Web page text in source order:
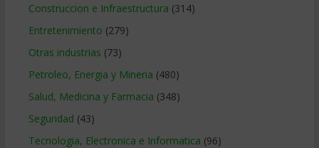
Construccion e Infraestructura (314)
Entretenimiento (279)
Otras industrias (73)
Petroleo, Energia y Mineria (480)
Salud, Medicina y Farmacia (348)
Seguridad (43)
Tecnologia, Electronica e Informatica (96)